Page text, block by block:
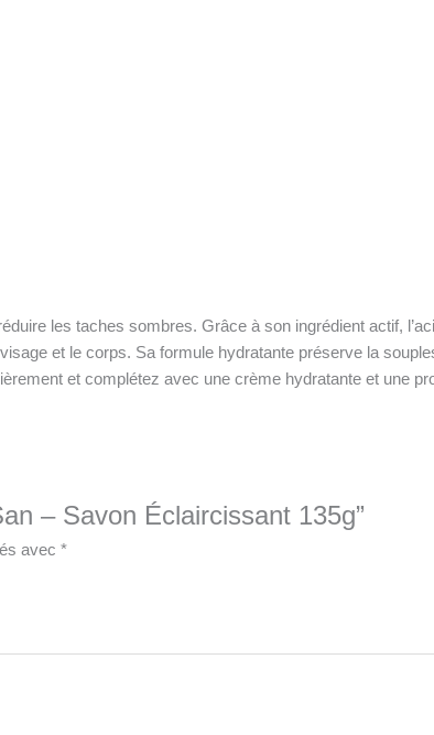
les taches sombres. Grâce à son ingrédient actif,
et le corps. Sa formule hydratante préserve la
et complétez avec une crème hydratante et une
– Savon Éclaircissant 135g”
avec *